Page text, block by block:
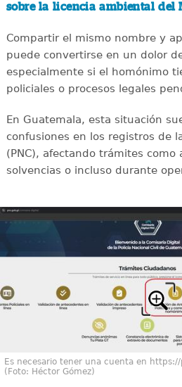
sobre la licencia ambiental del
Compartir el mismo nombre y
puede convertirse en un dolor
especialmente si el homónimo
policiales o procesos legales
En Guatemala, esta situación
confusiones en los registros de
(PNC), afectando trámites como
solvencias o incluso durante
Es necesario tener una cuenta en
(Foto: Héctor Gómez)